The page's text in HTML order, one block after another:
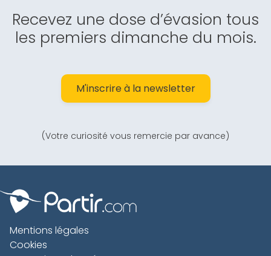
Recevez une dose d’évasion tous
les premiers dimanche du mois.
M'inscrire à la newsletter
(Votre curiosité vous remercie par avance)
Mentions légales
Cookies